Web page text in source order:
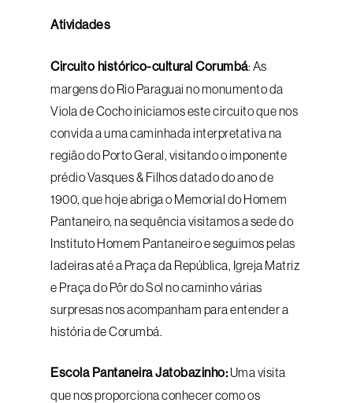
Atividades
Circuito histórico-cultural Corumbá: As
margens do Rio Paraguai no monumento da
Viola de Cocho iniciamos este circuito que nos
convida a uma caminhada interpretativa na
região do Porto Geral, visitando o imponente
prédio Vasques & Filhos datado do ano de
1900, que hoje abriga o Memorial do Homem
Pantaneiro, na sequência visitamos a sede do
Instituto Homem Pantaneiro e seguimos pelas
ladeiras até a Praça da República, Igreja Matriz
e Praça do Pôr do Sol no caminho várias
surpresas nos acompanham para entender a
história de Corumbá.
Escola Pantaneira Jatobazinho:Uma visita
que nos proporciona conhecer como os